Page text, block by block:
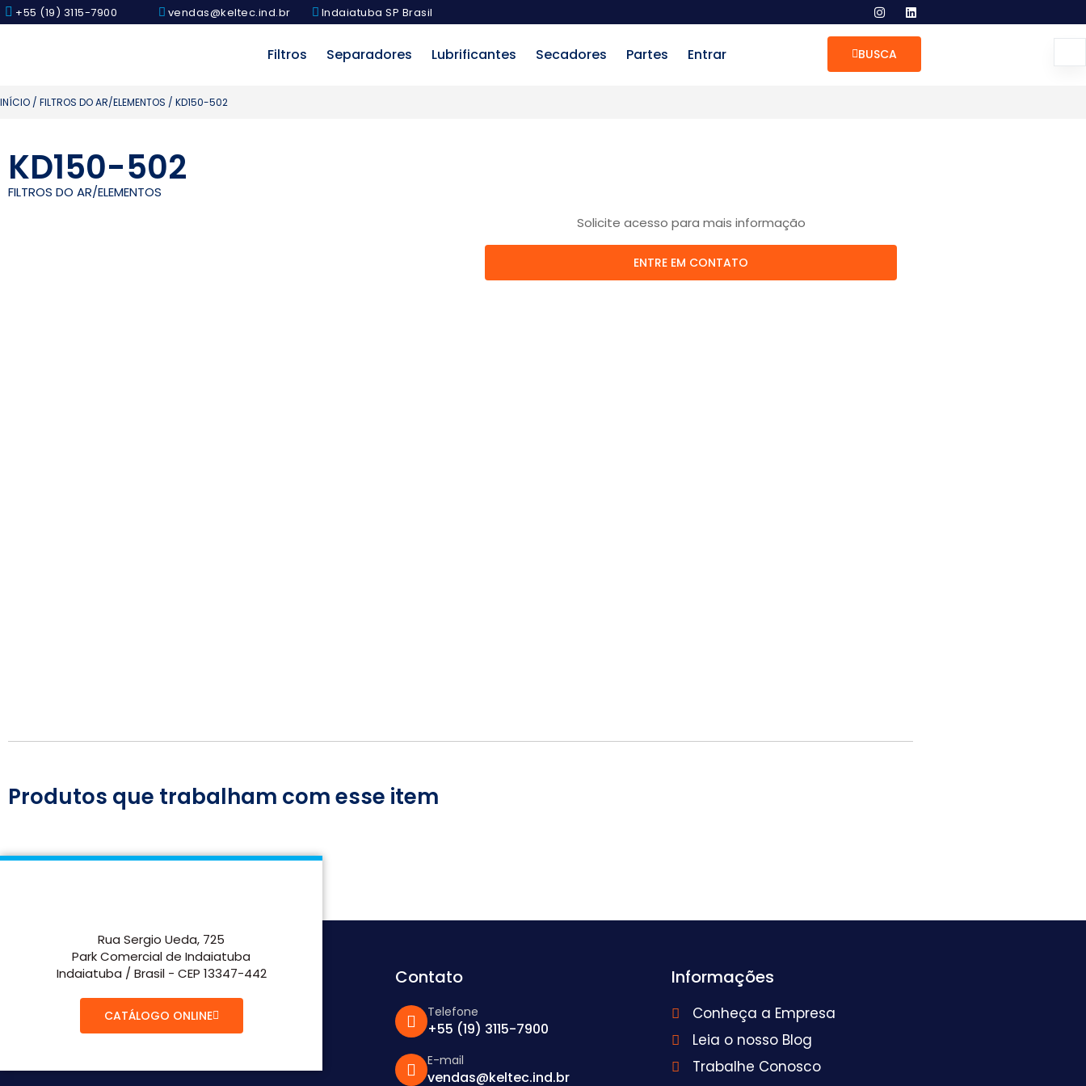
+55 (19) 3115-7900 vendas@keltec.ind.br Indaiatuba SP Brasil
Filtros Separadores Lubrificantes Secadores Partes Entrar BUSCA
INÍCIO / FILTROS DO AR/ELEMENTOS / KD150-502
KD150-502
FILTROS DO AR/ELEMENTOS
Solicite acesso para mais informação
ENTRE EM CONTATO
Produtos que trabalham com esse item
Rua Sergio Ueda, 725
Park Comercial de Indaiatuba
Indaiatuba / Brasil - CEP 13347-442
CATÁLOGO ONLINE
Contato
Telefone
+55 (19) 3115-7900
E-mail
vendas@keltec.ind.br
Informações
Conheça a Empresa
Leia o nosso Blog
Trabalhe Conosco